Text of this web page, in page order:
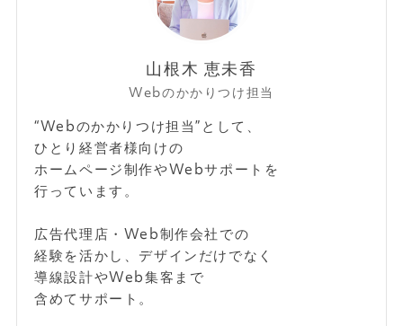
山根木 恵未香
Webのかかりつけ担当
“Webのかかりつけ担当”として、
ひとり経営者様向けの
ホームページ制作やWebサポートを
行っています。
広告代理店・Web制作会社での
経験を活かし、デザインだけでなく
導線設計やWeb集客まで
含めてサポート。